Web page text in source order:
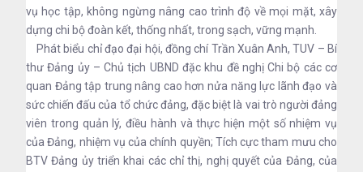
vụ học tập, không ngừng nâng cao trình độ về mọi mặt, xây
dựng chi bộ đoàn kết, thống nhất, trong sạch, vững mạnh.
Phát biểu chỉ đạo đại hội, đồng chí Trần Xuân Anh, TUV – Bí
thư Đảng ủy – Chủ tịch UBND đặc khu đề nghị Chi bộ các cơ
quan Đảng tập trung nâng cao hơn nửa năng lực lãnh đạo và
sức chiến đấu của tổ chức đảng, đặc biệt là vai trò người đảng
viên trong quản lý, điều hành và thực hiện một số nhiệm vụ
của Đảng, nhiệm vụ của chính quyền; Tích cực tham mưu cho
BTV Đảng ủy triển khai các chỉ thị, nghị quyết của Đảng, của